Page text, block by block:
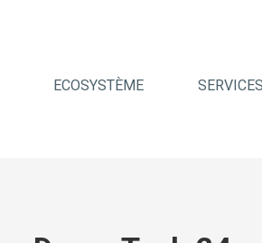
ECOSYSTÈME SERVICES